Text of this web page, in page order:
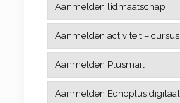
Aanmelden lidmaatschap
Aanmelden activiteit – cursus
Aanmelden Plusmail
Aanmelden Echoplus digitaal